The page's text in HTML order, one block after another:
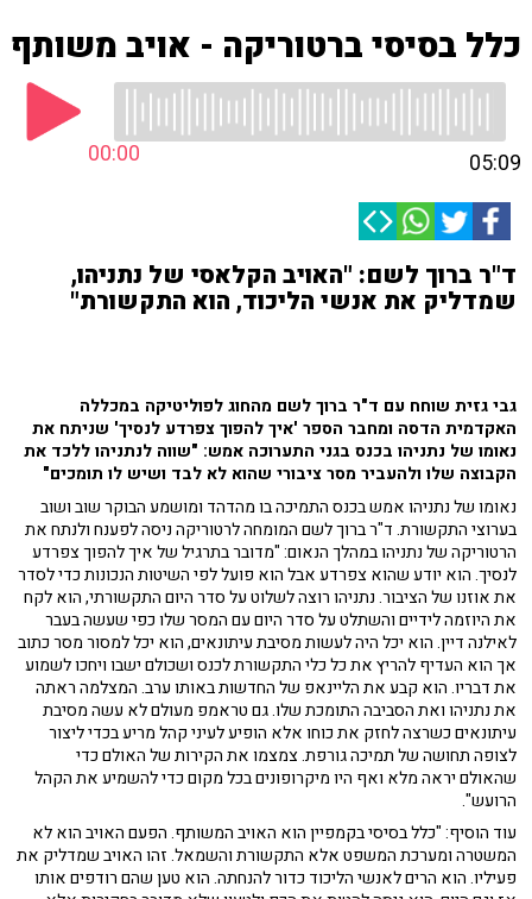
כלל בסיסי ברטוריקה - אויב משותף
00:00 05:09
ד"ר ברוך לשם: "האויב הקלאסי של נתניהו,
שמדליק את אנשי הליכוד, הוא התקשורת"
גבי גזית שוחח עם ד"ר ברוך לשם מהחוג לפוליטיקה במכללה
האקדמית הדסה ומחבר הספר 'איך להפוך צפרדע לנסיך' שניתח את
נאומו של נתניהו בכנס בגני התערוכה אמש: "שווה לנתניהו ללכד את
הקבוצה שלו ולהעביר מסר ציבורי שהוא לא לבד ושיש לו תומכים"
נאומו של נתניהו אמש בכנס התמיכה בו מהדהד ומושמע הבוקר שוב ושוב
בערוצי התקשורת. ד"ר ברוך לשם המומחה לרטוריקה ניסה לפענח ולנתח את
הרטוריקה של נתניהו במהלך הנאום: "מדובר בתרגיל של איך להפוך צפרדע
לנסיך. הוא יודע שהוא צפרדע אבל הוא פועל לפי השיטות הנכונות כדי לסדר
את אוזנו של הציבור. נתניהו רוצה לשלוט על סדר היום התקשורתי, הוא לקח
את היוזמה לידיים והשתלט על סדר היום עם המסר שלו כפי שעשה בעבר
לאילנה דיין. הוא יכל היה לעשות מסיבת עיתונאים, הוא יכל למסור מסר כתוב
אך הוא העדיף להריץ את כל כלי התקשורת לכנס ושכולם ישבו ויחכו לשמוע
את דבריו. הוא קבע את הליינאפ של החדשות באותו ערב. המצלמה ראתה
את נתניהו ואת הסביבה התומכת שלו. גם טראמפ מעולם לא עשה מסיבת
עיתונאים כשרצה לחזק את כוחו אלא הופיע לעיני קהל מריע בכדי ליצור
לצופה תחושה של תמיכה גורפת. צמצמו את הקירות של האולם כדי
שהאולם יראה מלא ואף היו מיקרופונים בכל מקום כדי להשמיע את הקהל
הרועש".
עוד הוסיף: "כלל בסיסי בקמפיין הוא האויב המשותף. הפעם האויב הוא לא
המשטרה ומערכת המשפט אלא התקשורת והשמאל. זהו האויב שמדליק את
פעיליו. הוא הרים לאנשי הליכוד כדור להנחתה. הוא טען שהם רודפים אותו